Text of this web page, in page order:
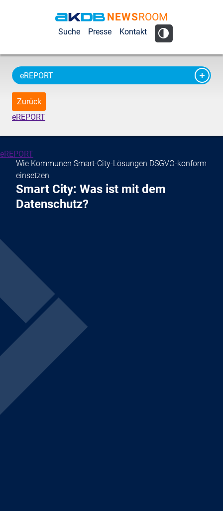
AKDB Anstalt
Kommunale
Datenverarbeitung
NEWSROOM
Suche Presse Kontakt
eREPORT
Zurück
eREPORT
eREPORT
Wie Kommunen Smart-City-Lösungen DSGVO-konform
einsetzen
Smart City: Was ist mit dem
Datenschutz?